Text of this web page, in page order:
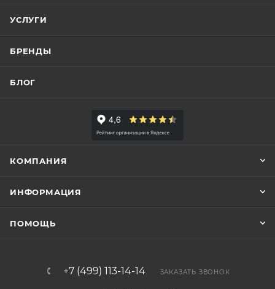
УСЛУГИ
БРЕНДЫ
БЛОГ
КОМПАНИЯ
ИНФОРМАЦИЯ
ПОМОЩЬ
+7 (499) 113-14-14 ЗАКАЗАТЬ ЗВОНОК